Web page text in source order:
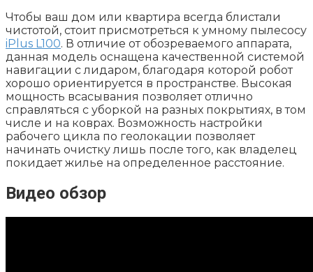
Чтобы ваш дом или квартира всегда блистали
чистотой, стоит присмотреться к умному пылесосу
iPlus L100. В отличие от обозреваемого аппарата,
данная модель оснащена качественной системой
навигации с лидаром, благодаря которой робот
хорошо ориентируется в пространстве. Высокая
мощность всасывания позволяет отлично
справляться с уборкой на разных покрытиях, в том
числе и на коврах. Возможность настройки
рабочего цикла по геолокации позволяет
начинать очистку лишь после того, как владелец
покидает жилье на определенное расстояние.
Видео обзор